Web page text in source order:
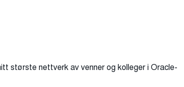
største nettverk av venner og kolleger i Oracle-